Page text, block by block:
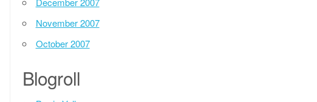
November 2007
October 2007
Blogroll